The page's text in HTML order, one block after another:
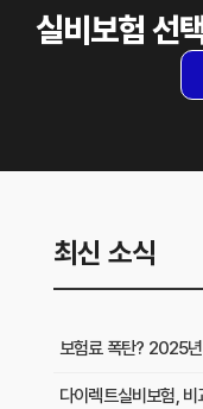
실비보험 선
최신 소식